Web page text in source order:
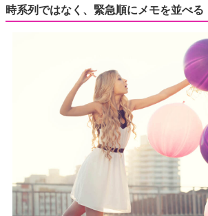
時系列ではなく、緊急順にメモを並べる